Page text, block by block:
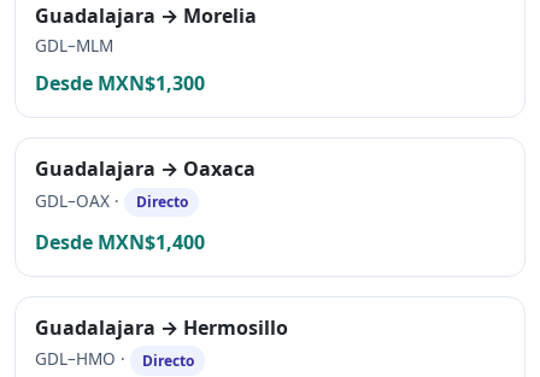
Guadalajara → Morelia
GDL–MLM
Desde MXN$1,300
Guadalajara → Oaxaca
GDL–OAX · Directo
Desde MXN$1,400
Guadalajara → Hermosillo
GDL–HMO · Directo